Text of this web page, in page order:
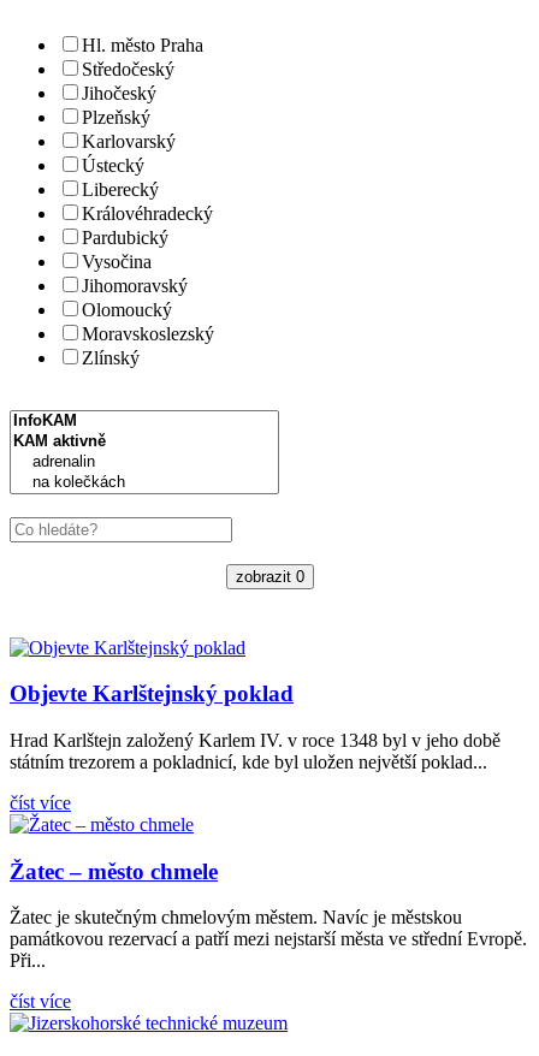
Hl. město Praha
Středočeský
Jihočeský
Plzeňský
Karlovarský
Ústecký
Liberecký
Královéhradecký
Pardubický
Vysočina
Jihomoravský
Olomoucký
Moravskoslezský
Zlínský
zobrazit 0
Objevte Karlštejnský poklad
Hrad Karlštejn založený Karlem IV. v roce 1348 byl v jeho době
státním trezorem a pokladnicí, kde byl uložen největší poklad...
číst více
Žatec – město chmele
Žatec je skutečným chmelovým městem. Navíc je městskou
památkovou rezervací a patří mezi nejstarší města ve střední Evropě.
Při...
číst více